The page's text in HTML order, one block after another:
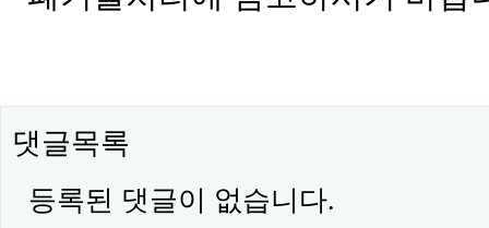
댓글목록
등록된 댓글이 없습니다.